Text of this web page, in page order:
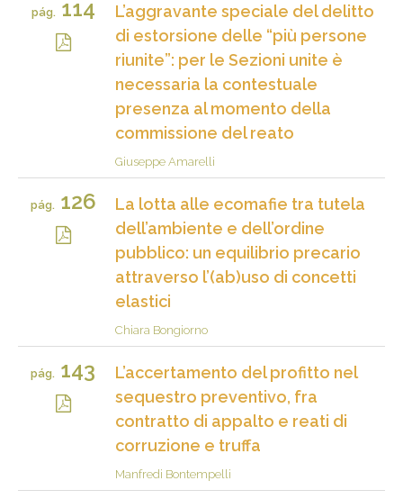
pág. 114
L’aggravante speciale del delitto
di estorsione delle “più persone
riunite”: per le Sezioni unite è
necessaria la contestuale
presenza al momento della
commissione del reato
Giuseppe Amarelli
pág. 126
La lotta alle ecomafie tra tutela
dell’ambiente e dell’ordine
pubblico: un equilibrio precario
attraverso l’(ab)uso di concetti
elastici
Chiara Bongiorno
pág. 143
L’accertamento del profitto nel
sequestro preventivo, fra
contratto di appalto e reati di
corruzione e truffa
Manfredi Bontempelli